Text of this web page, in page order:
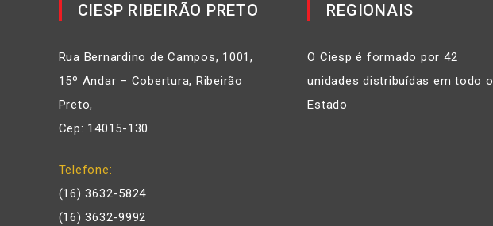
CIESP RIBEIRÃO PRETO
Rua Bernardino de Campos, 1001,
15º Andar – Cobertura, Ribeirão
Preto,
Cep: 14015-130
Telefone
(16) 3632-5824
(16) 3632-9992
REGIONAIS
O Ciesp é formado por 42
unidades distribuídas em todo o
Estado